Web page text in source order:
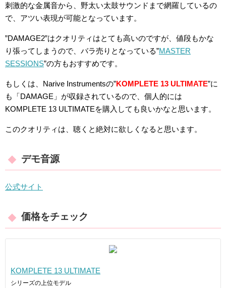
刺激的な金属音から、野太い太鼓サウンドまで網羅しているの
で、アツい表現が可能となっています。
”DAMAGE2”はクオリティはとても高いのですが、値段もかな
り張ってしまうので、バラ売りとなっている”MASTER
SESSIONS”の方もおすすめです。
もしくは、Narive Instrumentsの”KOMPLETE 13 ULTIMATE”に
も「DAMAGE」が収録されているので、個人的には
KOMPLETE 13 ULTIMATEを購入しても良いかなと思います。
このクオリティは、聴くと絶対に欲しくなると思います。
デモ音源
公式サイト
価格をチェック
KOMPLETE 13 ULTIMATE
シリーズの上位モデル